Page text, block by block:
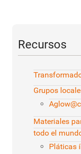
Recursos
Grupos
Materiales
todo el
Pláticas